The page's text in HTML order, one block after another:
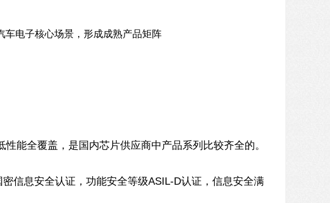
能全覆盖，是国内芯片供应商中产品系列比较齐全的。
信息安全认证，功能安全等级ASIL-D认证，信息安全满